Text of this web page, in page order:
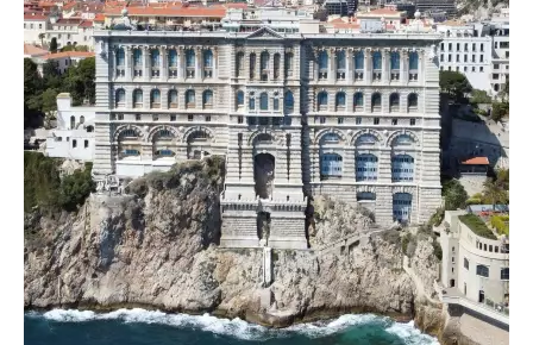
потрясающими видами на Порт Эркюль или
порт Фонвьей, любуясь морскими пейзажами
прямо из окон своего дома. PIRAS IMMOBILIER,
эксперт этого микрорынка, находит для вас эти
жемчужины, предназначенные для ценителей
архитектуры и приватности.